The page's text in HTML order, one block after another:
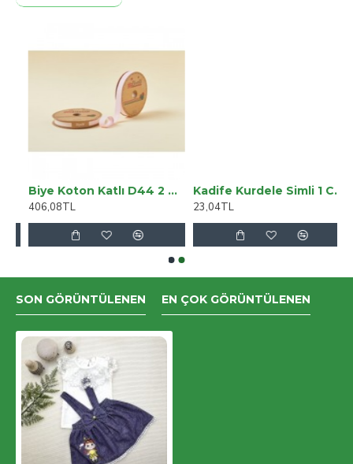
Biye Koton Katlı D44 2 Cm 25 Metre %65 Koton %35 Polyester
406,08TL
Kadife Kurdele Simli 1 Cm Kahverengi 2 Metre
23,04TL
SON GÖRÜNTÜLENEN EN ÇOK GÖRÜNTÜLENEN